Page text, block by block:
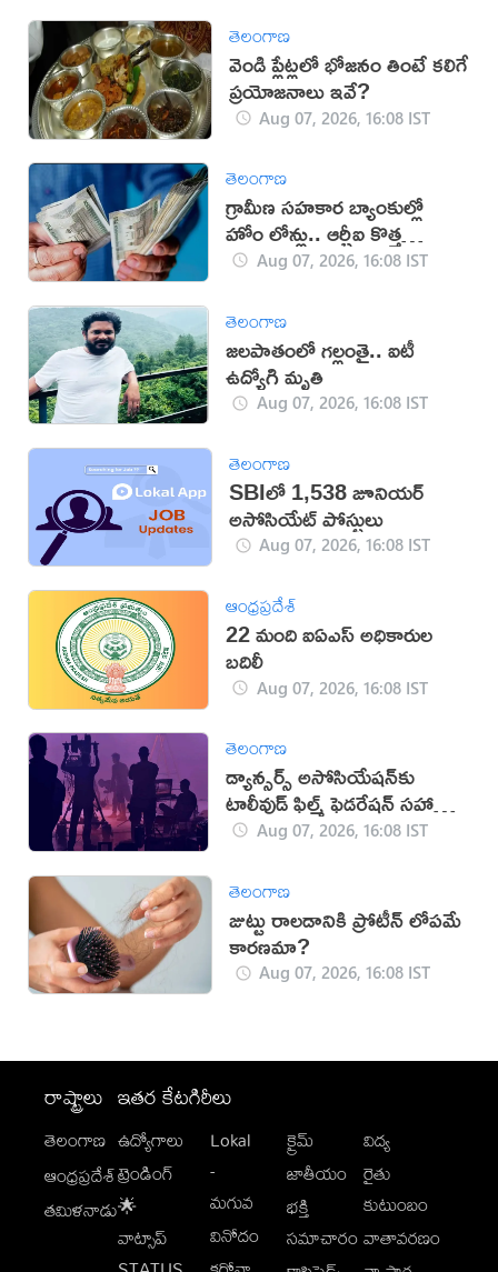
తెలంగాణ
వెండి ప్లేట్లలో భోజనం తింటే కలిగే
ప్రయోజనాలు ఇవే?
Aug 07, 2026, 16:08 IST
తెలంగాణ
గ్రామీణ సహకార బ్యాంకుల్లో
హోం లోన్లు.. ఆర్బీఐ కొత్త
నిబంధనలు
Aug 07, 2026, 16:08 IST
తెలంగాణ
జలపాతంలో గల్లంతై.. ఐటీ
ఉద్యోగి మృతి
Aug 07, 2026, 16:08 IST
తెలంగాణ
SBIలో 1,538 జూనియర్
అసోసియేట్ పోస్టులు
Aug 07, 2026, 16:08 IST
ఆంధ్రప్రదేశ్
22 మంది ఐఏఎస్‌ అధికారుల
బదిలీ
Aug 07, 2026, 16:08 IST
తెలంగాణ
డ్యాన్సర్స్ అసోసియేషన్‌కు
టాలీవుడ్ ఫిల్మ్ ఫెడరేషన్ సహాయ
నిరాకరణ
Aug 07, 2026, 16:08 IST
తెలంగాణ
జుట్టు రాలడానికి ప్రోటీన్ లోపమే
కారణమా?
Aug 07, 2026, 16:08 IST
రాష్ట్రాలు
తెలంగాణ
ఆంధ్రప్రదేశ్
తమిళనాడు
ఇతర కేటగిరీలు
ఉద్యోగాలు
ట్రెండింగ్
🌟
వాట్సాప్
Lokal
-
మగువ
వినోదం
క్రైమ్
జాతీయం
భక్తి
సమాచారం
విద్య
రైతు
కుటుంబం
వాతావరణం